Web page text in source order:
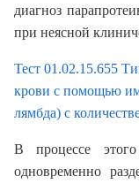
диагноз
при неясной
Тест 01.02.15.655
крови с помощью
лямбда) с
В процессе
одновременно